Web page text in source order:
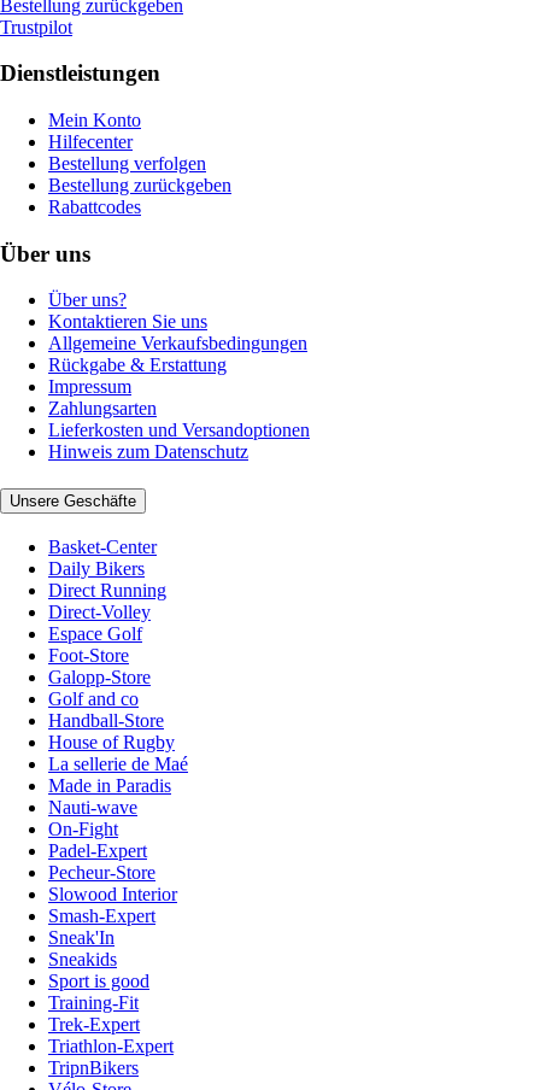
Bestellung zurückgeben
Trustpilot
Dienstleistungen
Mein Konto
Hilfecenter
Bestellung verfolgen
Bestellung zurückgeben
Rabattcodes
Über uns
Über uns?
Kontaktieren Sie uns
Allgemeine Verkaufsbedingungen
Rückgabe & Erstattung
Impressum
Zahlungsarten
Lieferkosten und Versandoptionen
Hinweis zum Datenschutz
Unsere Geschäfte
Basket-Center
Daily Bikers
Direct Running
Direct-Volley
Espace Golf
Foot-Store
Galopp-Store
Golf and co
Handball-Store
House of Rugby
La sellerie de Maé
Made in Paradis
Nauti-wave
On-Fight
Padel-Expert
Pecheur-Store
Slowood Interior
Smash-Expert
Sneak'In
Sneakids
Sport is good
Training-Fit
Trek-Expert
Triathlon-Expert
TripnBikers